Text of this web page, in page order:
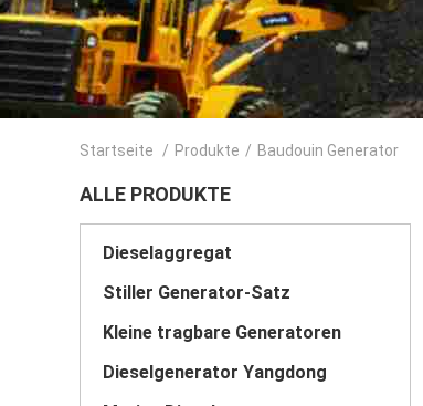
Startseite / Produkte / Baudouin Generator
ALLE PRODUKTE
Dieselaggregat
Stiller Generator-Satz
Kleine tragbare Generatoren
Dieselgenerator Yangdong